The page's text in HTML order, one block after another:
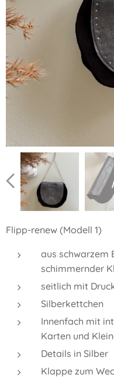
Flipp-renew (Modell 1)
aus schwarzem
schimmernder
seitlich mit
Silberkettchen
Innenfach mit
Karten und
Details in Silber
Klappe zum